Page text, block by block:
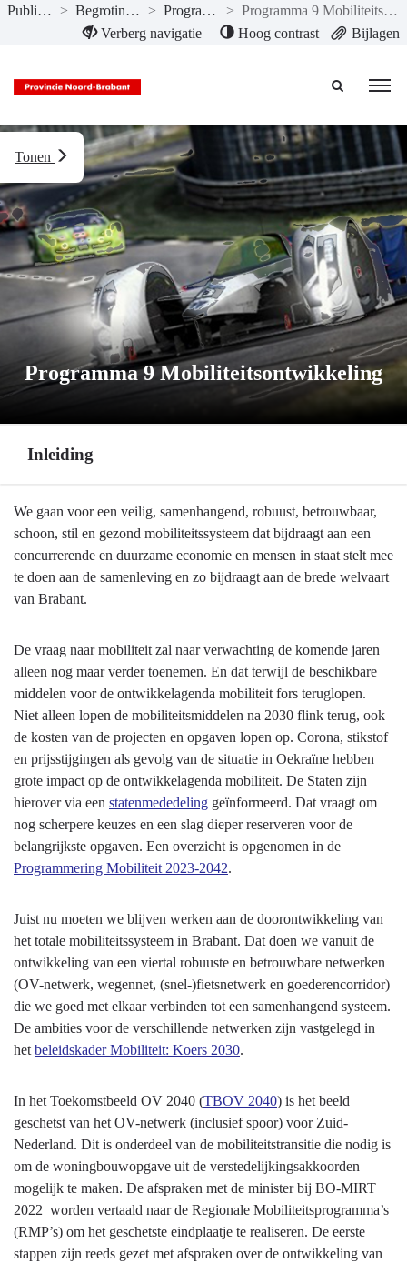
Naar hoofdinhoud
Publicaties > Begroting 2023 > Programma’s >
Programma 9 Mobiliteitsontwikkeling
Verberg navigatie
Hoog contrast Bijlagen
Programma 9 Mobiliteitsontwikkeling
Tonen
Inleiding
Terug
naar
navigatie
Programma
Mobiliteitsontwikkeling
Inleiding
We gaan voor een veilig, samenhangend, robuust, betrouwbaar,
schoon, stil en gezond mobiliteitssysteem dat bijdraagt aan een
concurrerende en duurzame economie en mensen in staat stelt mee
te doen aan de samenleving en zo bijdraagt aan de brede welvaart
van Brabant.
De vraag naar mobiliteit zal naar verwachting de komende jaren
alleen nog maar verder toenemen. En dat terwijl de beschikbare
middelen voor de ontwikkelagenda mobiliteit fors teruglopen.
Niet alleen lopen de mobiliteitsmiddelen na 2030 flink terug, ook
de kosten van de projecten en opgaven lopen op. Corona, stikstof
en prijsstijgingen als gevolg van de situatie in Oekraïne hebben
grote impact op de ontwikkelagenda mobiliteit. De Staten zijn
hierover via een statenmededeling geïnformeerd. Dat vraagt om
nog scherpere keuzes en een slag dieper reserveren voor de
belangrijkste opgaven. Een overzicht is opgenomen in de
Programmering Mobiliteit 2023-2042.
Juist nu moeten we blijven werken aan de doorontwikkeling van
het totale mobiliteitssysteem in Brabant. Dat doen we vanuit de
ontwikkeling van een viertal robuuste en betrouwbare netwerken
(OV-netwerk, wegennet, (snel-)fietsnetwerk en goederencorridor)
die we goed met elkaar verbinden tot een samenhangend systeem.
De ambities voor de verschillende netwerken zijn vastgelegd in
het beleidskader Mobiliteit: Koers 2030.
In het Toekomstbeeld OV 2040 (TBOV 2040) is het beeld
geschetst van het OV-netwerk (inclusief spoor) voor Zuid-
Nederland. Dit is onderdeel van de mobiliteitstransitie die nodig is
om de woningbouwopgave uit de verstedelijkingsakkoorden
mogelijk te maken. De afspraken met de minister bij BO-MIRT
2022 worden vertaald naar de Regionale Mobiliteitsprogramma’s
(RMP’s) om het geschetste eindplaatje te realiseren. De eerste
stappen zijn reeds gezet met afspraken over de ontwikkeling van